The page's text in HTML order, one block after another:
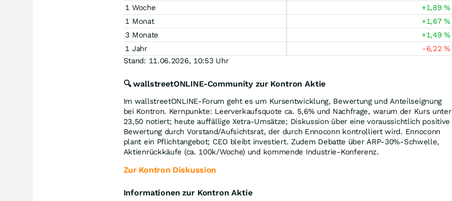
1 Woche +1,89%
1 Monat
+1,67%
3 Monate
+1,49%
1 Jahr
-6,22%
Stand: 11.06.2026, 10:53 Uhr
🔍 wallstreetONLINE-Community zur Kontron Aktie
Im wallstreetONLINE-Forum geht es um Kursentwicklung, Bewertung und Anteilseignung
bei Kontron. Kernpunkte: Leerverkaufsquote ca. 5,6% und Nachfrage, warum der Kurs unter
23,50 notiert; heute auffällige Xetra-Umsätze; Diskussion über eine voraussichtlich positive
Bewertung durch Vorstand/Aufsichtsrat, der durch Ennoconn kontrolliert wird. Ennoconn
plant ein Pflichtangebot; CEO bleibt investiert. Zudem Debatte über ARP-30%-Schwelle,
Aktienrückkäufe (ca. 100k/Woche) und kommende Industrie-Konferenz.
Zur Kontron Diskussion
Informationen zur Kontron Aktie